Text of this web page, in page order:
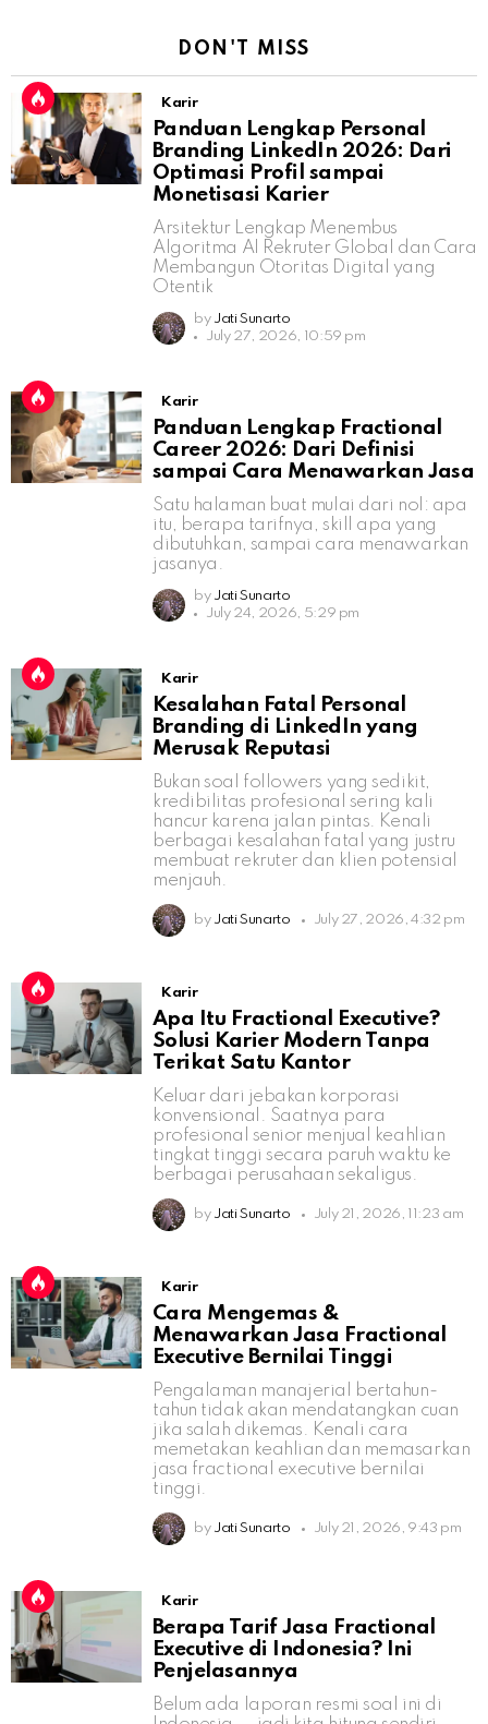
DON'T MISS
Karir
Panduan Lengkap Personal
Branding LinkedIn 2026: Dari
Optimasi Profil sampai
Monetisasi Karier
Arsitektur Lengkap Menembus
Algoritma AI Rekruter Global dan Cara
Membangun Otoritas Digital yang
Otentik
by Jati Sunarto
July 27, 2026, 10:59 pm
Karir
Panduan Lengkap Fractional
Career 2026: Dari Definisi
sampai Cara Menawarkan Jasa
Satu halaman buat mulai dari nol: apa
itu, berapa tarifnya, skill apa yang
dibutuhkan, sampai cara menawarkan
jasanya.
by Jati Sunarto
July 24, 2026, 5:29 pm
Karir
Kesalahan Fatal Personal
Branding di LinkedIn yang
Merusak Reputasi
Bukan soal followers yang sedikit,
kredibilitas profesional sering kali
hancur karena jalan pintas. Kenali
berbagai kesalahan fatal yang justru
membuat rekruter dan klien potensial
menjauh.
by Jati Sunarto July 27, 2026, 4:32 pm
Karir
Apa Itu Fractional Executive?
Solusi Karier Modern Tanpa
Terikat Satu Kantor
Keluar dari jebakan korporasi
konvensional. Saatnya para
profesional senior menjual keahlian
tingkat tinggi secara paruh waktu ke
berbagai perusahaan sekaligus.
by Jati Sunarto July 21, 2026, 11:23 am
Karir
Cara Mengemas &
Menawarkan Jasa Fractional
Executive Bernilai Tinggi
Pengalaman manajerial bertahun-
tahun tidak akan mendatangkan cuan
jika salah dikemas. Kenali cara
memetakan keahlian dan memasarkan
jasa fractional executive bernilai
tinggi.
by Jati Sunarto July 21, 2026, 9:43 pm
Karir
Berapa Tarif Jasa Fractional
Executive di Indonesia? Ini
Penjelasannya
Belum ada laporan resmi soal ini di